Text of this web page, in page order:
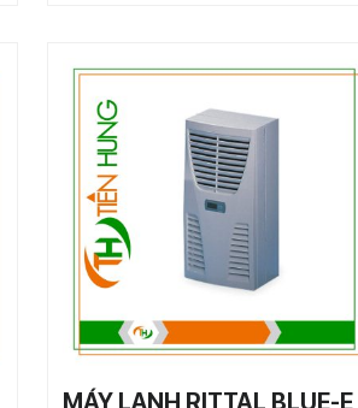
MÁY LẠNH RITTAL BLUE-E